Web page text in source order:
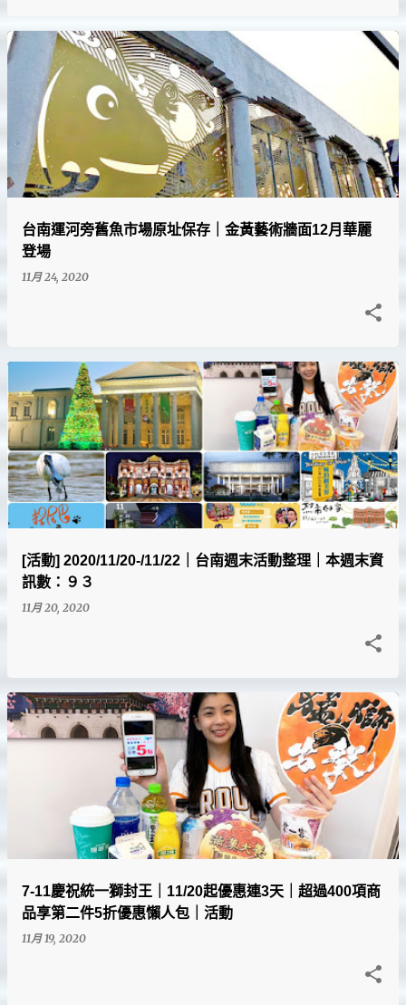
台南運河旁舊魚市場原址保存｜金黃藝術牆面12月華麗
登場
11月 24, 2020
[活動] 2020/11/20-/11/22｜台南週末活動整理｜本週末資
訊數：９３
11月 20, 2020
7-11慶祝統一獅封王｜11/20起優惠連3天｜超過400項商
品享第二件5折優惠懶人包｜活動
11月 19, 2020